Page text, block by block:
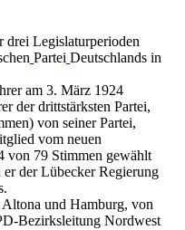
drei Legislaturperioden
Partei Deutschlands in
am 3. März 1924
der drittstärksten Partei,
von seiner Partei,
vom neuen
von 79 Stimmen gewählt
der Lübecker Regierung
und Hamburg, von
Bezirksleitung Nordwest